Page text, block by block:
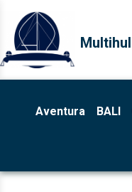
Aventura BALI